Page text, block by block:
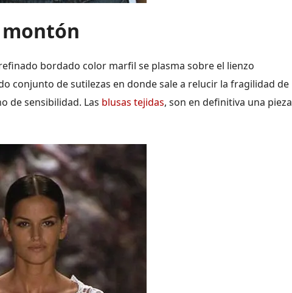
bordado color marfil se plasma sobre el lienzo
conjunto de sutilezas en donde sale a relucir la fragilidad de
de sensibilidad. Las blusas tejidas, son en definitiva una pieza